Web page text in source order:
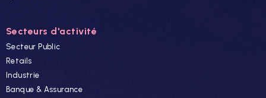
Secteurs d'activité
Secteur Public
Retails
Industrie
Banque & Assurance